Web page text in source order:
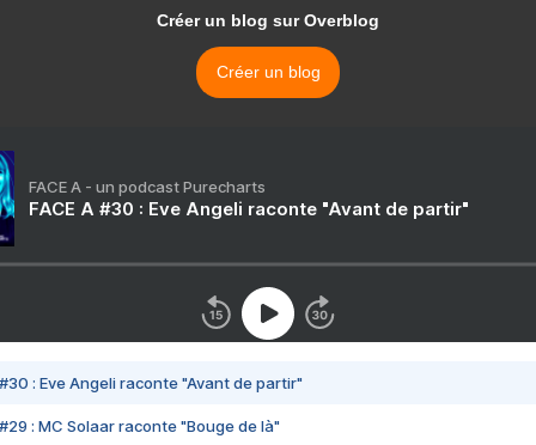
Créer un blog sur Overblog
Créer un blog
FACE A - un podcast Purecharts
FACE A #30 : Eve Angeli raconte "Avant de partir"
#30 : Eve Angeli raconte "Avant de partir"
#29 : MC Solaar raconte "Bouge de là"